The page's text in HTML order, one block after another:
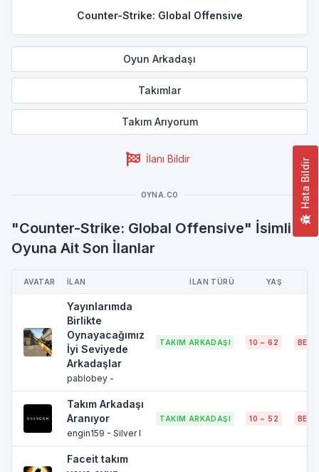
Hata Bildir
Counter-Strike: Global Offensive
Oyun Arkadaşı
Takımlar
Takım Arıyorum
İlanı Bildir
OYNA.CO
"Counter-Strike: Global Offensive" İsimli
Oyuna Ait Son İlanlar
AVATAR İLAN İLAN TÜRÜ YAŞ
Yayınlarımda
Birlikte
Oynayacağımız
İyi Seviyede
Arkadaşlar
pablobey -
TAKIM ARKADAŞI 10 ~ 62
Takım Arkadaşı
Aranıyor
engin159 - Silver I
TAKIM ARKADAŞI 10 ~ 52
Faceit takım